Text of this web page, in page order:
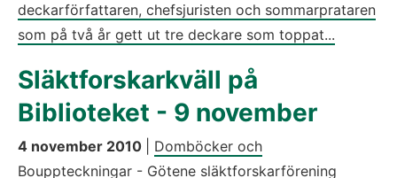
deckarförfattaren, chefsjuristen och sommarprataren
som på två år gett ut tre deckare som toppat...
Släktforskarkväll på
Biblioteket - 9 november
4 november 2010
Domböcker och
Bouppteckningar - Götene släktforskarförening